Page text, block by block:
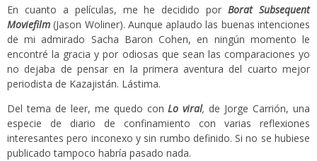
En cuanto a películas, me he decidido por Borat Subsequent
Moviefilm (Jason Woliner). Aunque aplaudo las buenas intenciones
de mi admirado Sacha Baron Cohen, en ningún momento le
encontré la gracia y por odiosas que sean las comparaciones yo
no dejaba de pensar en la primera aventura del cuarto mejor
periodista de Kazajistán. Lástima.
Del tema de leer, me quedo conLo viral, de Jorge Carrión, una
especie de diario de confinamiento con varias reflexiones
interesantes pero inconexo y sin rumbo definido. Si no se hubiese
publicado tampoco habría pasado nada.